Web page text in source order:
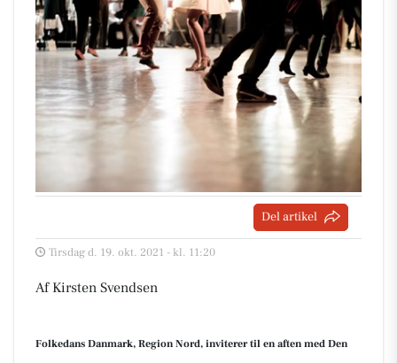
Del artikel
Tirsdag d. 19. okt. 2021 - kl. 11:20
Af Kirsten Svendsen
Folkedans Danmark, Region Nord, inviterer til en aften med Den